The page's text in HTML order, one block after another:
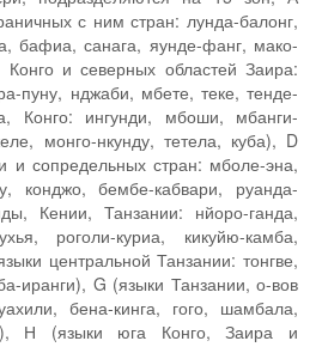
с ним стран: лунда-балонг,
бафиа, санага, яунде-фанг, мако-
и северных областей Заира:
пуну, нджаби, мбете, теке, тенде-
Конго: ингунди, мбоши, мбанги-
монго-нкунду, тетела, куба), D
и сопредельных стран: мболе-эна,
конджо, бембе-кабвари, руанда-
Кении, Танзании: нйоро-ганда,
роголи-куриа, кикуйю-камба,
центральной Танзании: тонгве,
иранги), G (языки Танзании, о-вов
бена-кинга, гого, шамбала,
Н (языки юга Конго, Заира и